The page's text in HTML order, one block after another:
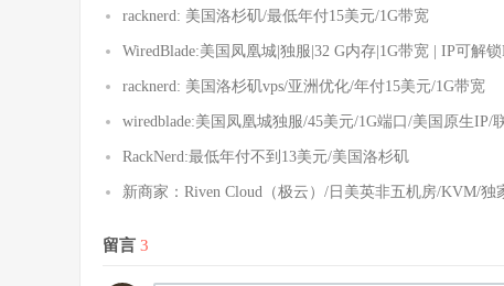
racknerd: 美国洛杉矶/最低年付15美元/1G带宽
WiredBlade:美国凤凰城|独服|32 G内存|1G带宽 | IP可解
racknerd: 美国洛杉矶vps/亚洲优化/年付15美元/1G带宽
wiredblade:美国凤凰城独服/45美元/1G端口/美国原生IP/
RackNerd:最低年付不到13美元/美国洛杉矶
新商家：Riven Cloud（极云）/日美英非五机房/KVM/
留言 3